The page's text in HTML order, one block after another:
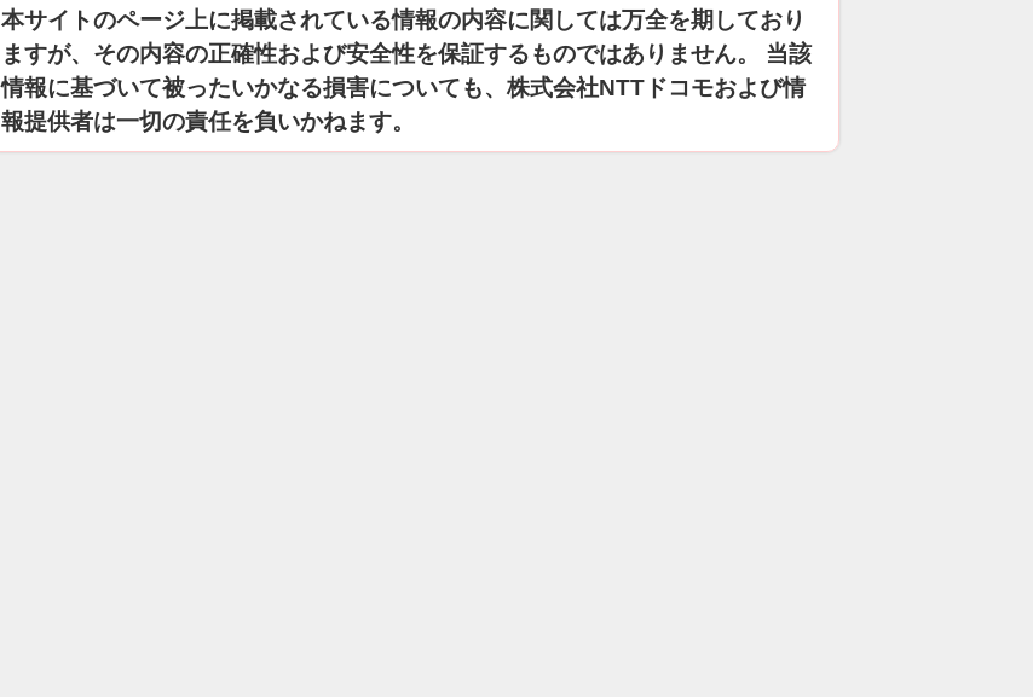
本サイトのページ上に掲載されている情報の内容に関しては万全を期しており
ますが、その内容の正確性および安全性を保証するものではありません。 当該
情報に基づいて被ったいかなる損害についても、株式会社NTTドコモおよび情
報提供者は一切の責任を負いかねます。